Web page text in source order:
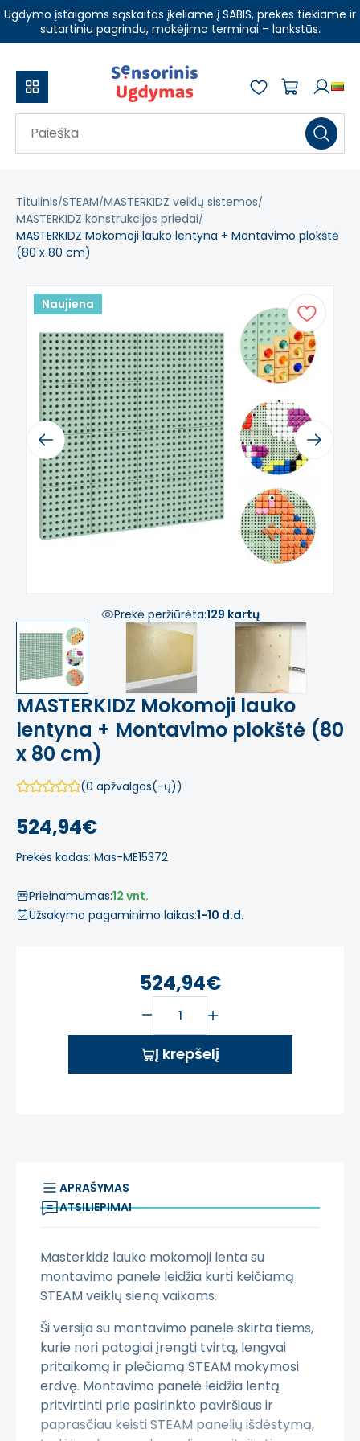
Ugdymo įstaigoms sąskaitas įkeliame į SABIS, prekes tiekiame ir
sutartiniu pagrindu, mokėjimo terminai – lankstūs.
Titulinis STEAM MASTERKIDZ veiklų sistemos
MASTERKIDZ konstrukcijos priedai
MASTERKIDZ Mokomoji lauko lentyna + Montavimo plokštė
(80 x 80 cm)
Naujiena
Previous Next
Prekė peržiūrėta:129 kartų
MASTERKIDZ Mokomoji lauko
lentyna + Montavimo plokštė (80
x 80 cm)
(0 apžvalgos(-ų))
524,94€
Prekės kodas: Mas-ME15372
Prieinamumas:12 vnt.
Užsakymo pagaminimo laikas:1-10 d.d.
524,94€
Į krepšelį
APRAŠYMAS
ATSILIEPIMAI
Masterkidz lauko mokomoji lenta su
montavimo panele leidžia kurti keičiamą
STEAM veiklų sieną vaikams.
Ši versija su montavimo panele skirta tiems,
kurie nori patogiai įrengti tvirtą, lengvai
pritaikomą ir plečiamą STEAM mokymosi
erdvę. Montavimo panelė leidžia lentą
pritvirtinti prie pasirinkto paviršiaus ir
paprasčiau keisti STEAM panelių išdėstymą,